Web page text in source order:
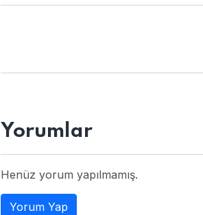
Yorumlar
Henüz yorum yapılmamış.
Yorum Yap